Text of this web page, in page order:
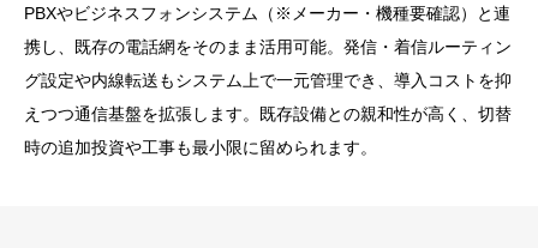
PBXやビジネスフォンシステム（※メーカー・機種要確認）と連
携し、既存の電話網をそのまま活用可能。発信・着信ルーティン
グ設定や内線転送もシステム上で一元管理でき、導入コストを抑
えつつ通信基盤を拡張します。既存設備との親和性が高く、切替
時の追加投資や工事も最小限に留められます。